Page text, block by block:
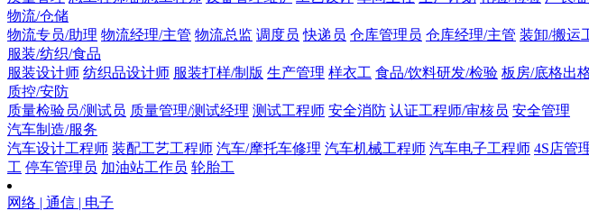
物流/仓储
物流专员/助理 物流经理/主管 物流总监 调度员 快递员 仓库管理员 仓库经理/主管 装卸/搬运
服装/纺织/食品
服装设计师 纺织品设计师 服装打样/制版 生产管理 样衣工 食品/饮料研发/检验 板房/底格出
质控/安防
质量检验员/测试员 质量管理/测试经理 测试工程师 安全消防 认证工程师/审核员 安全管理
汽车制造/服务
汽车设计工程师 装配工艺工程师 汽车/摩托车修理 汽车机械工程师 汽车电子工程师 4S店管
工 停车管理员 加油站工作员 轮胎工
网络 | 通信 | 电子